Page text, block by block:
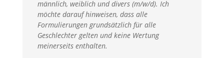
männlich, weiblich und divers (m/w/d). Ich
möchte darauf hinweisen, dass alle
Formulierungen grundsätzlich für alle
Geschlechter gelten und keine Wertung
meinerseits enthalten.